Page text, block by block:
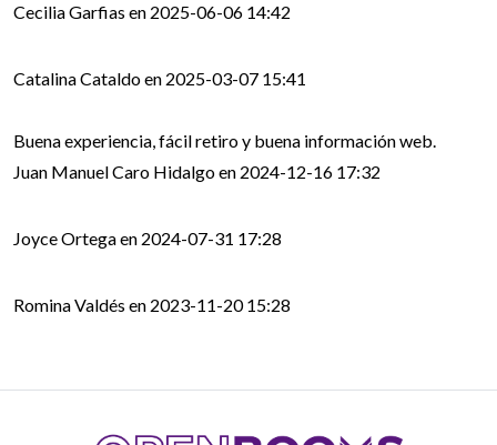
Cecilia Garfias en 2025-06-06 14:42
Catalina Cataldo en 2025-03-07 15:41
Juan Manuel Caro Hidalgo en 2024-12-16 17:32
Joyce Ortega en 2024-07-31 17:28
Romina Valdés en 2023-11-20 15:28